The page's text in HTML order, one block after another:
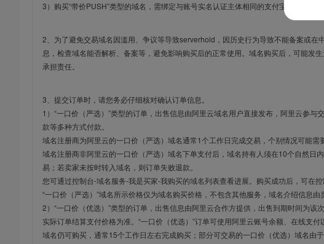
3）购买“带价PUSH”类型的域名，需绑定与账号实名认证主体相同的支付宝，进入
2、为了避免交易域名因滥用、争议等导致serverhold，因历史行为导致不能备案或
息，检查域名能否解析、备案等，避免影响购买后的正常使用。域名购买后，可能发
承担责任。
3、提交订单时，请您务必仔细核对确认订单信息。
1）“一口价（严选）”类型的订单，出售信息由阿里云域名用户直接发布，阿里云参
款等多种方式付款。
域名注册商为阿里云的一口价（严选）域名通常1个工作日完成交易，个别情况可能需
域名注册商非阿里云的一口价（严选）域名下单支付后，域名持有人须在10个自然日
易；若卖家未按时转入域名，则订单失败退款。
您可通过控制台-域名服务-我是买家-我购买的域名列表查看进展。购买成功后，可在控
“一口价（严选）”域名所示价格仅为域名购买价格，不包含其他服务，域名介绍信息由
2）“一口价（优选）”类型的订单，出售信息由阿里云合作方提供，出售到期时间为
实际订单结算支付价格为准。“一口价（优选）”订单可使用阿里云账号余额、在线支
域名仍可购买，通常15个工作日左右完成购买；部分可交易的一口价（优选）域名